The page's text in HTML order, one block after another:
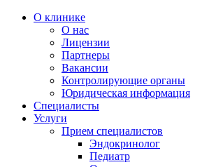
О клинике
О нас
Лицензии
Партнеры
Вакансии
Контролирующие органы
Юридическая информация
Специалисты
Услуги
Прием специалистов
Эндокринолог
Педиатр